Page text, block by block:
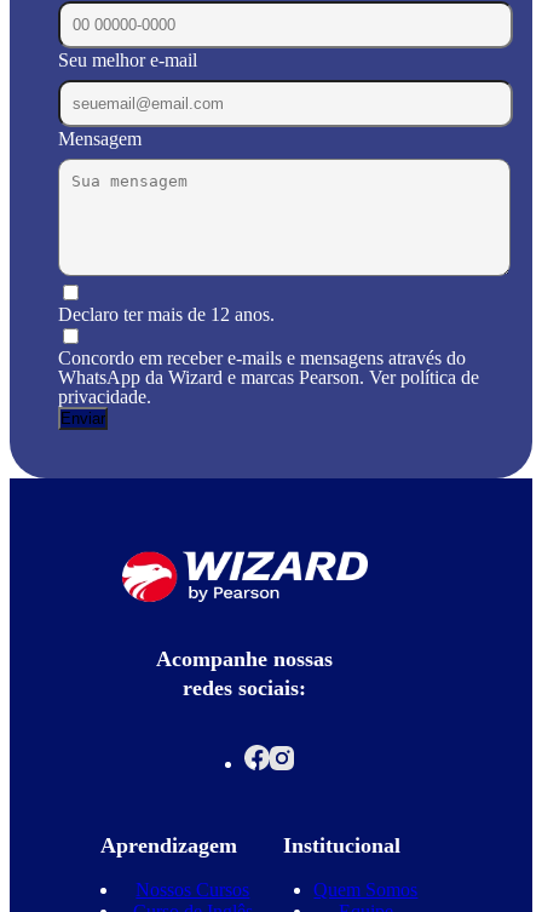
Seu melhor e-mail
Mensagem
Declaro ter mais de 12 anos.
Concordo em receber e-mails e mensagens através do
WhatsApp da Wizard e marcas Pearson. Ver política de
privacidade.
Acompanhe nossas
redes sociais:
Aprendizagem
Nossos Cursos
Institucional
Quem Somos